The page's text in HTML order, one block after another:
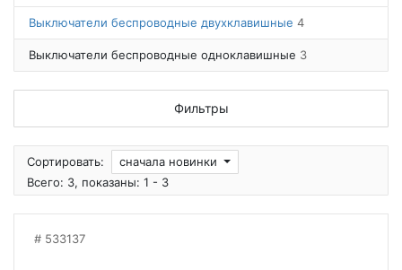
Выключатели беспроводные двухклавишные 4
Выключатели беспроводные одноклавишные 3
Фильтры
Сортировать:
сначала новинки
Всего: 3, показаны: 1 - 3
533137